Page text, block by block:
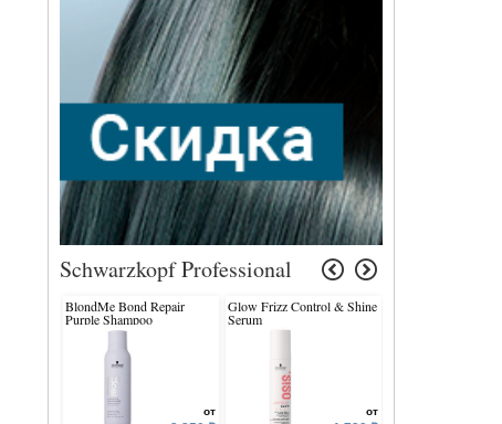
Schwarzkopf Professional
BlondMe Bond Repair
Purple Shampoo
от
Glow Frizz Control & Shine
Serum
от